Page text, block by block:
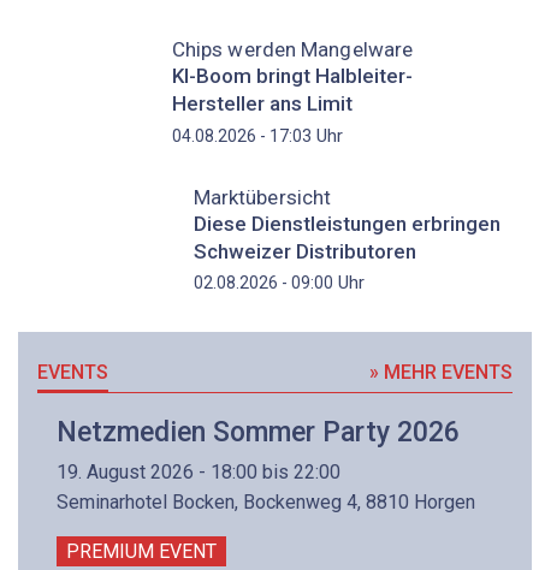
Chips werden Mangelware
KI-Boom bringt Halbleiter-
Hersteller ans Limit
04.08.2026 - 17:03 Uhr
Marktübersicht
Diese Dienstleistungen erbringen
Schweizer Distributoren
02.08.2026 - 09:00 Uhr
EVENTS » MEHR EVENTS
Netzmedien Sommer Party 2026
19. August 2026 - 18:00 bis 22:00
Seminarhotel Bocken, Bockenweg 4, 8810 Horgen
PREMIUM EVENT